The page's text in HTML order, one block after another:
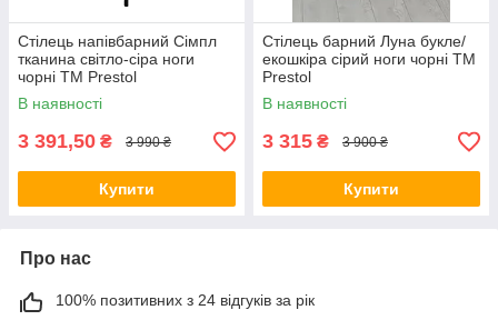
Стілець напівбарний Сімпл
тканина світло-сіра ноги
чорні TM Prestol
В наявності
3 391,50 ₴ 3 990 ₴
Купити
Стілець барний Луна букле/
екошкіра сірий ноги чорні TM
Prestol
В наявності
3 315 ₴ 3 900 ₴
Купити
Про нас
100% позитивних з 24 відгуків за рік